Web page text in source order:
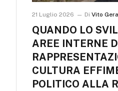
21 Luglio 2026 Di Vito
QUANDO LO
AREE INTERNE
CULTURA
POLITICO ALLA